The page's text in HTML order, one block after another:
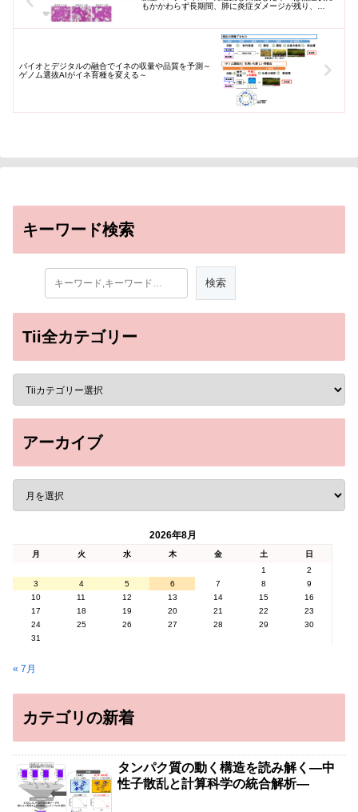
もかかわらず長期間、肺に炎症ダメージが残り、…
バイオとデジタルの融合でイネの収量や品質を予測～
ゲノム選抜AIがイネ育種を変える～
キーワード検索
Tii全カテゴリー
アーカイブ
2026年8月
月 火 水 木 金 土
日
1
2
3
4 5 6 7 8
9
10
11 12 13 14 15
16
17
18 19 20 21 22
23
24
25 26 27 28 29
30
31
« 7月
カテゴリの新着
タンパク質の動く構造を読み解く―中
性子散乱と計算科学の統合解析―